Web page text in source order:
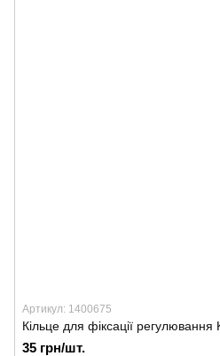
Артикул: 1400675
Кільце для фіксації регулювання
35 грн/шт.